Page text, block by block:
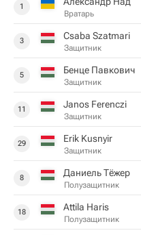
1
Вратарь
3 Csaba Szatmari
Защитник
5 Бенце Павкович
Защитник
11 Janos Ferenczi
Защитник
29 Erik Kusnyir
Защитник
8 Даниель Тёжер
Полузащитник
18 Attila Haris
Полузащитник